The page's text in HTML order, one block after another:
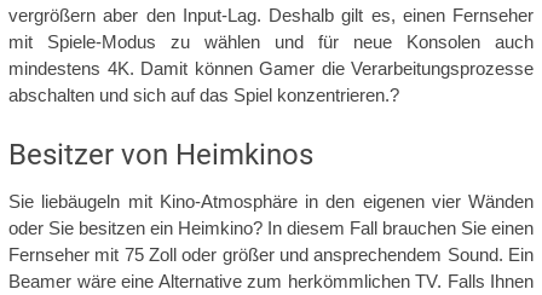
vergrößern aber den Input-Lag. Deshalb gilt es, einen Fernseher
mit Spiele-Modus zu wählen und für neue Konsolen auch
mindestens 4K. Damit können Gamer die Verarbeitungsprozesse
abschalten und sich auf das Spiel konzentrieren.?
Besitzer von Heimkinos
Sie liebäugeln mit Kino-Atmosphäre in den eigenen vier Wänden
oder Sie besitzen ein Heimkino? In diesem Fall brauchen Sie einen
Fernseher mit 75 Zoll oder größer und ansprechendem Sound. Ein
Beamer wäre eine Alternative zum herkömmlichen TV. Falls Ihnen